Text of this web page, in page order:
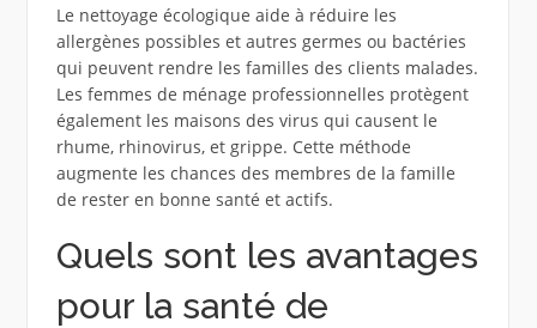
Le nettoyage écologique aide à réduire les
allergènes possibles et autres germes ou bactéries
qui peuvent rendre les familles des clients malades.
Les femmes de ménage professionnelles protègent
également les maisons des virus qui causent le
rhume, rhinovirus, et grippe. Cette méthode
augmente les chances des membres de la famille
de rester en bonne santé et actifs.
Quels sont les avantages
pour la santé de